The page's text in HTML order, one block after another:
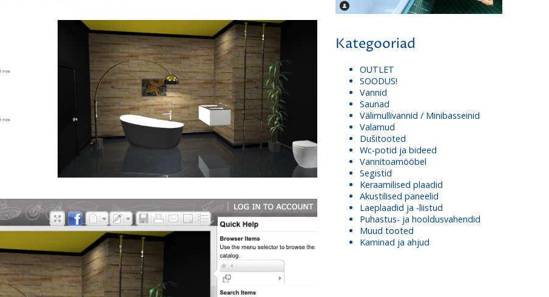
Kategooriad
OUTLET
SOODUS!
Vannid
Saunad
Välimullivannid / Minibasseinid
Valamud
Dušitooted
Wc-potid ja bideed
Vannitoamööbel
Segistid
Keraamilised plaadid
Akustilised paneelid
Laeplaadid ja -liistud
Puhastus- ja hooldusvahendid
Muud tooted
Kaminad ja ahjud